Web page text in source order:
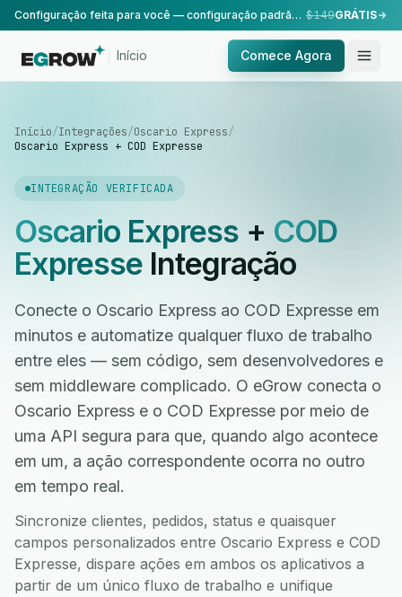
Configuração feita para você — configuração padrão, realizada pela nossa equipe. $149GRÁTIS
Início Comece Agora
Início/Integrações/Oscario Express/
Oscario Express + COD Expresse
INTEGRAÇÃO VERIFICADA
Oscario Express+ COD
ExpresseIntegração
Conecte o Oscario Express ao COD Expresse em
minutos e automatize qualquer fluxo de trabalho
entre eles — sem código, sem desenvolvedores e
sem middleware complicado. O eGrow conecta o
Oscario Express e o COD Expresse por meio de
uma API segura para que, quando algo acontece
em um, a ação correspondente ocorra no outro
em tempo real.
Sincronize clientes, pedidos, status e quaisquer
campos personalizados entre Oscario Express e COD
Expresse, dispare ações em ambos os aplicativos a
partir de um único fluxo de trabalho e unifique